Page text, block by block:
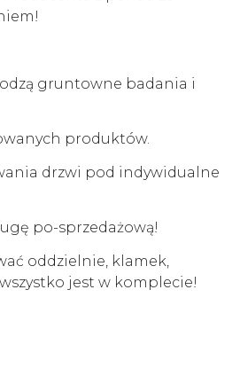
gruntowne badania i
produktów.
drzwi pod indywidualne
po-sprzedażową!
oddzielnie, klamek,
jest w komplecie!